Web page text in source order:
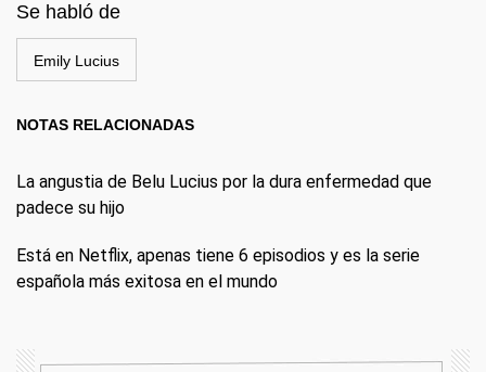
Se habló de
Emily Lucius
NOTAS RELACIONADAS
La angustia de Belu Lucius por la dura enfermedad que
padece su hijo
Está en Netflix, apenas tiene 6 episodios y es la serie
española más exitosa en el mundo